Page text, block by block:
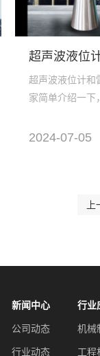
超声波液位
超声波液位计和
家简单介绍一下
2024-07-05
新闻中心
公司动态
行业动态
行业
机械
工程